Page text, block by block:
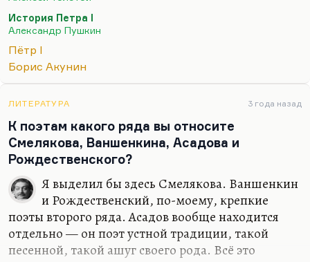
Акунина здесь спорно.
Но отношение Акунина к Петру, может быть, в
силу моего такого наполовину петербуржского…
История Петра I
Александр Пушкин
Пётр I
Борис Акунин
ЛИТЕРАТУРА 3 года назад
К поэтам какого ряда вы относите
Смелякова, Ваншенкина, Асадова и
Рождественского?
Я выделил бы здесь Смелякова. Ваншенкин
и Рождественский, по-моему, крепкие
поэты второго ряда. Асадов вообще находится
отдельно — он поэт устной традиции, такой
песенной, такой ашуг своего рода. Всё это